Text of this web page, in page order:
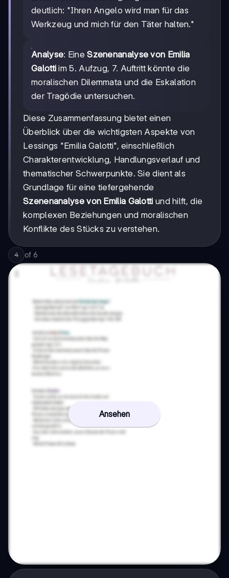
deutlich: "Ihren Angelo wird man für das
Werkzeug und mich für den Täter halten."
Analyse: EineSzenenanalyse von Emilia
Galotti im 5. Aufzug, 7. Auftritt könnte die
moralischen Dilemmata und die Eskalation
der Tragödie untersuchen.
Diese Zusammenfassung bietet einen
Überblick über die wichtigsten Aspekte von
Lessings "Emilia Galotti", einschließlich
Charakterentwicklung, Handlungsverlauf und
thematischer Schwerpunkte. Sie dient als
Grundlage für eine tiefergehende
Szenenanalyse von Emilia Galotti und hilft, die
komplexen Beziehungen und moralischen
Konflikte des Stücks zu verstehen.
4 of 6
Ansehen